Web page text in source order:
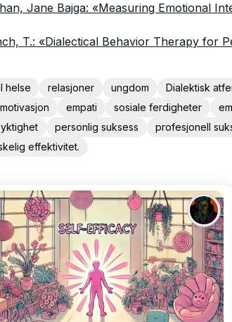
Jane Bajga: «Measuring Emotional
T.: «Dialectical Behavior Therapy for
helse relasjoner ungdom Dialektisk
motivasjon empati sosiale ferdigheter
personlig suksess profesjonell
effektivitet.